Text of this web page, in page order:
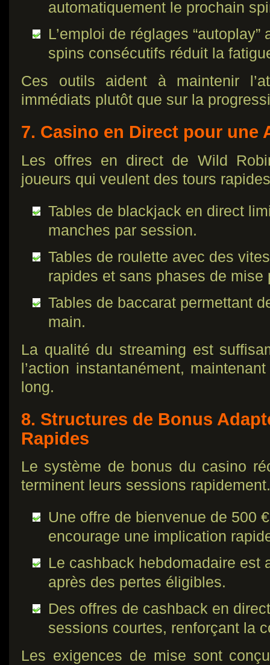
automatiquement le prochain
L’emploi de réglages
spins consécutifs réduit la
Ces outils aident à maintenir
immédiats plutôt que sur la
7. Casino en Direct pour une
Les offres en direct de Wild
joueurs qui veulent des tours
Tables de blackjack en direct
manches par session.
Tables de roulette avec des
rapides et sans phases de mise
Tables de baccarat permettant
main.
La qualité du streaming est
l’action instantanément,
long.
8. Structures de Bonus
Rapides
Le système de bonus du casino
terminent leurs sessions rapidement.
Une offre de bienvenue de 500
encourage une implication
Le cashback hebdomadaire est
après des pertes éligibles.
Des offres de cashback en
sessions courtes, renforçant la
Les exigences de mise sont